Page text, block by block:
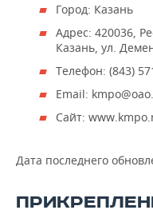
ОТКРЫТАЯ ЛЕКЦИЯ
БАСКЕТБОЛ
ВОЛЕЙБОЛ
КИБЕРСПОРТ
ФИГУРНОЕ КАТАНИЕ
ВОДНЫЕ ВИДЫ
ХОККЕЙ С МЯЧОМ
ИНФРАСТРУКТУРА
ИСТОРИЯ
КУЛЬТУРА
ОБРАЗОВАНИЕ
ПРОИСШЕСТВИЯ
СПРАВОЧНИК
СПИСОК ПЕРСОН
СПИСОК КОМПАНИЙ
ПОЛНАЯ ВЕРСИЯ
Город: Казань
Адрес: 420036,
Казань, ул.
Телефон: (843)
Email:
Сайт:
Дата последнего